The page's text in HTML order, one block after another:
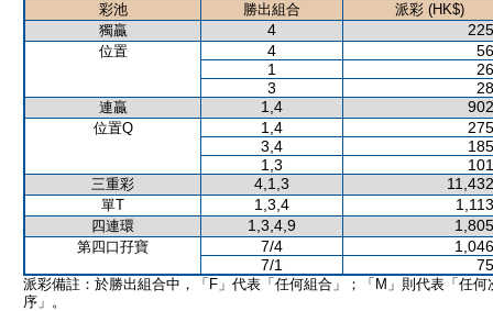
彩池 勝出組合
派彩 (HK$)
獨贏
4
位置 4
1
3
連贏 1,4
位置Q 1,4
3,4
1,3
三重彩 4,1,3
單T 1,3,4
四連環 1,3,4,9
第四口孖寶 7/4
7/1
派彩備註：於勝出組合中，「F」代表「任何組合」；「M」則代表「任何
序」。